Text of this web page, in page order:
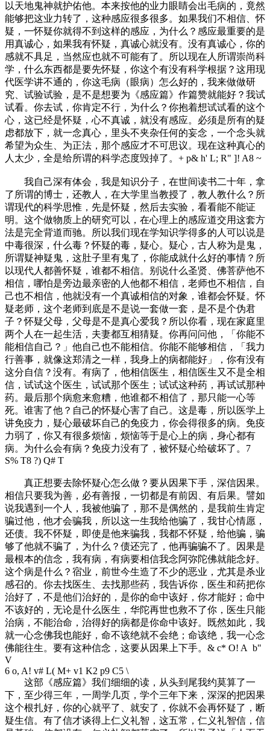
以天地鬼神就护佑他。本来按他的业力眼睛会出毛病的，竟然
能够把这业力转了，这种感应很多很多。如果我们不相信、怀
疑，一怀疑你就得不到这样的感应，为什么？感应最重要的是
用真诚心，如果我有怀疑，真诚心就没有。没有真诚心，你的
感就不具足，当然应也就不可能有了。所以现在人所谓崇尚科
学，什么东西都是要先怀疑，你这个有没有科学根据？这用现
代医学讲不通的，你这毛病（眼病）怎么好的，我来做做研
究、试验试验，是不是想要为《感应篇》作篇赞就能好？我试
试看。你去试，你肯定不行，为什么？你抱着想试试看的这个
心，这已经是怀疑，心不真诚，就没有感应。必须是所有的疑
虑都放下，就一念真心，里头不夹杂任何的妄念，一个念头就
希望为众生、为正法，那个感应才不可思议。现在这种真心的
人太少，全是给所谓的科学态度毁掉了。 + p& h' L; R" ]! A8 ~
我自己深有体会，我是知识分子，在世间读书二十年，拿
了所谓的博士，还教人，在大学里当教授了，教人教什么？所
谓现代的科学思惟，先是怀疑，然后去实验，看看能不能证
明。这个做物质上的研究可以，在心理上的感应道交用这套方
法是完全背道而驰。所以我们现在学知识学得多的人可以说是
中毒很深，什么毒？怀疑的毒，疑心。疑心，古人称为是鬼，
所谓疑神疑鬼，这肚子里有鬼了，你能成就什么好的事情？所
以现代人都善怀疑，谁都不相信。别说什么圣贤、佛菩萨他不
相信，哪怕是旁边最亲密的人他都不相信，老师也不相信，自
己也不相信，他就没有一个真诚相信的对象，谁都会怀疑。怀
疑老师，这个老师到底是不是说一套做一套，是不是个伪君
子？怀疑父母，父母是不是真心爱我？所以你看，现在家庭里
两个人在一起生活，夫妻都互相猜疑。你再问问他，「你能不
能相信自己？」他自己也不能相信。你能不能够相信，「我力
行善事，就像这郑清之一样，我身上的病都能好」，你有没有
这分自信？没有。有病了，他相信医生，相信医生又不是全相
信，试试这个医生，试试那个医生；试试这种药，再试试那种
药。最后那个病愈来愈糟，他谁都不相信了，那只能一心等
死。谁害了他？自己的怀疑心害了自己。这是毒，所以医学上
讲免疫力，疑心最破坏自己的免疫力，你会得很多的病。免疫
力弱了，你又有很多烦恼，烦恼等于是心上的病，身心都有
病。为什么会有病？免疫力没有了，被怀疑心给破坏了。 7
S% T8 ?) Q# T
真正想要去除怀疑心怎么做？要从因果下手，深信因果。
相信只要我为善，必有善报，一切都是有前因、有后果。譬如
说我遇到一个人，我被他骗了，那不是偶然的，是我前生肯定
骗过他，他才会骗我，所以这一生我给他骗了，我甘心情愿，
还债。我不怀疑，即使是他来骗我，我都不怀疑，给他骗，骗
够了他就不骗了，为什么？债还完了，他再骗骗不了。因果是
最根本的信念，我有病，有病要相信我念阿弥陀佛就能念好。
这个病是什么？宿业，前世今生造了不少的恶业，尤其是杀业
感召的。你去找医生、去找那些药，我告诉你，医生和药把你
治好了，不是他们治好的，是你的命中该好，你才能好；命中
不该好的，无论是什么医生，华陀再世也救不了你，医生只能
治病，不能治命，治得好的病都是你命中该好。既然如此，我
就一心念佛我也能好，命不该绝就不会绝；命该绝，我一心念
佛能往生。要有这种信念，这要从因果上下手。 & c* O! A b"
V
6 o, A! v# L( M+ v1 K2 p9 C5 \
这部《感应篇》我们细细的读，从头到尾我约莫算了一
下，至少得三年，一周学几页，学个三年下来，深深的把因果
这个根扎好，你的心就平了、就安了，你就不会再怀疑了，断
疑生信。有了信才谈得上仁义礼智，这五常，仁义礼智信，信